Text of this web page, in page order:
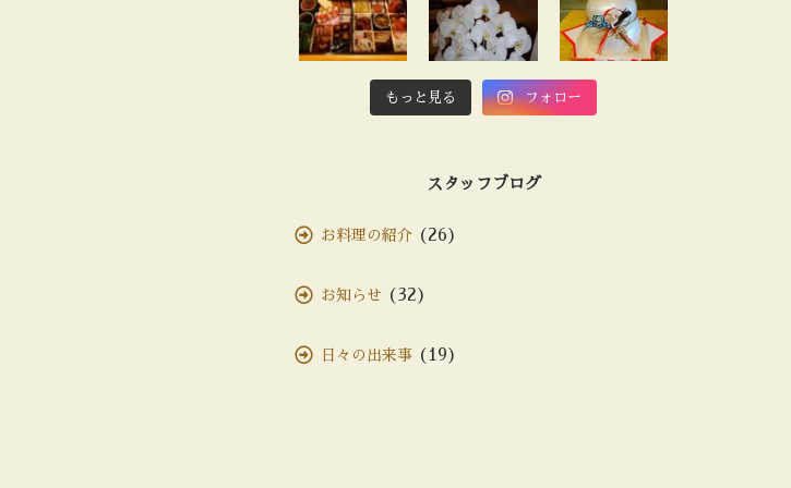
もっと見る フォロー
スタッフブログ
お料理の紹介 (26)
お知らせ (32)
日々の出来事 (19)